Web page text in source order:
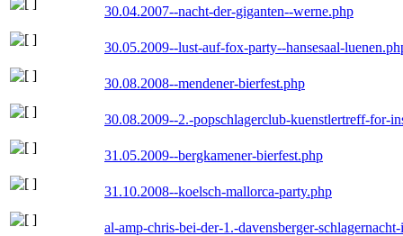
30.04.2007--nacht-der-giganten--werne.php
30.05.2009--lust-auf-fox-party--hansesaal-
30.08.2008--mendener-bierfest.php
30.08.2009--2.-popschlagerclub-kuenstlertreff-for-
31.05.2009--bergkamener-bierfest.php
31.10.2008--koelsch-mallorca-party.php
al-amp-chris-bei-der-1.-davensberger-